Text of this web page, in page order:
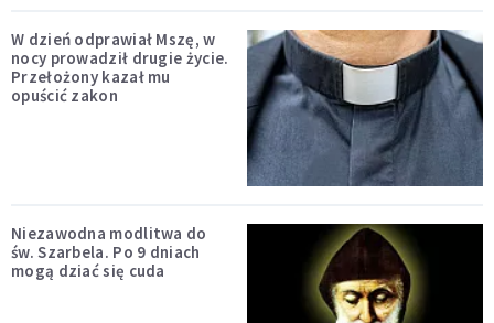
W dzień odprawiał Mszę, w
nocy prowadził drugie życie.
Przełożony kazał mu
opuścić zakon
Niezawodna modlitwa do
św. Szarbela. Po 9 dniach
mogą dziać się cuda